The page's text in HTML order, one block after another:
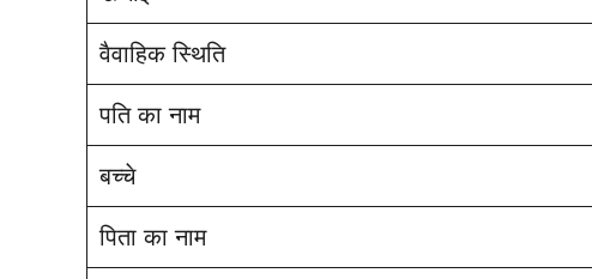
वैवाहिक स्थिति
पति का नाम
बच्चे
पिता का नाम